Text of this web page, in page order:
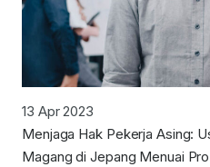
13 Apr 2023
Menjaga Hak Pekerja Asing:
Magang di Jepang Menuai